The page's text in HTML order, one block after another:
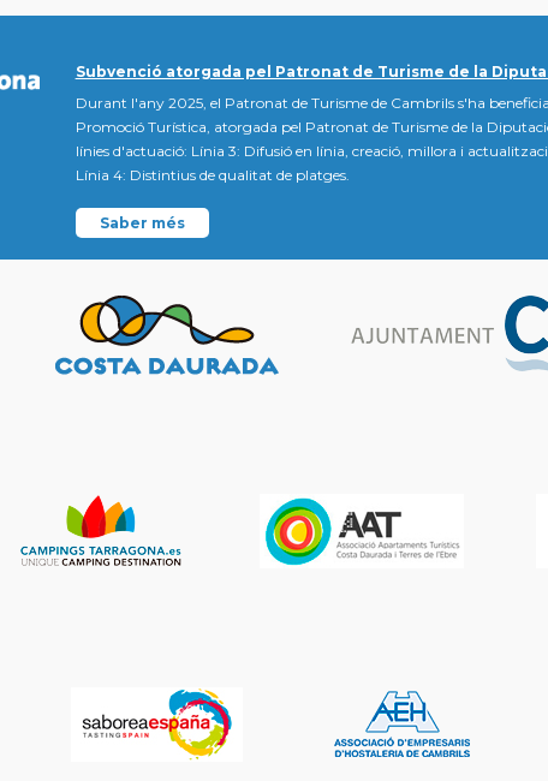
Subvenció atorgada pel Patronat de Turisme de la
Durant l'any 2025, el Patronat de Turisme de Cambrils s'ha
Promoció Turística, atorgada pel Patronat de Turisme de la
línies d'actuació: Línia 3: Difusió en línia, creació, millora i
Línia 4: Distintius de qualitat de platges.
Saber més